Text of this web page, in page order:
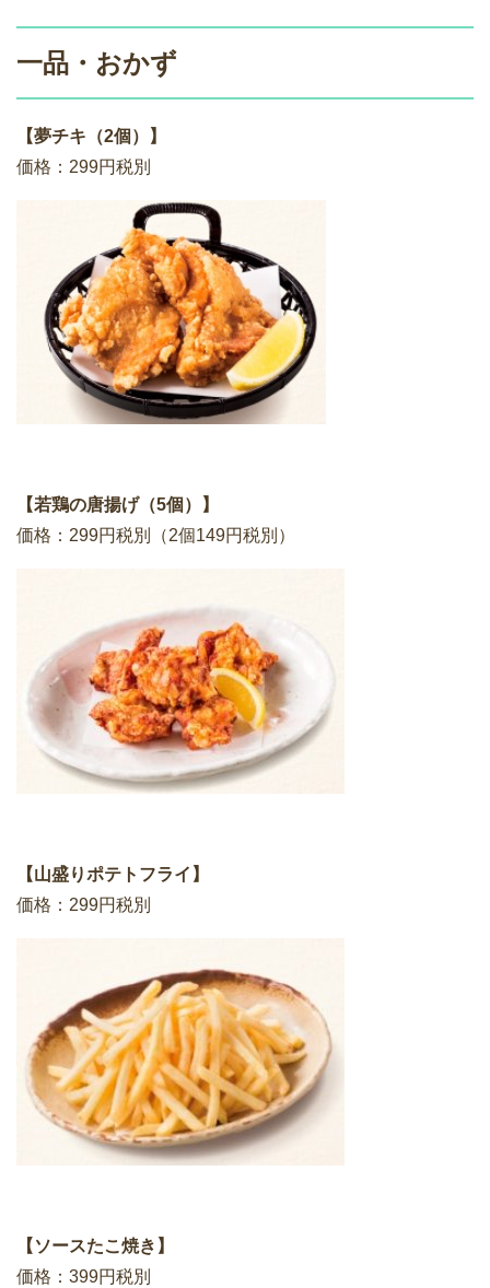
一品・おかず
【夢チキ（2個）】
価格：299円税別
【若鶏の唐揚げ（5個）】
価格：299円税別（2個149円税別）
【山盛りポテトフライ】
価格：299円税別
【ソースたこ焼き】
価格：399円税別